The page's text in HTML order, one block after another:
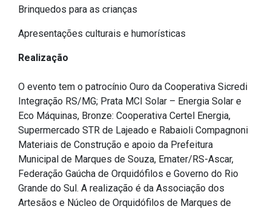
Contato
Página Inicial
Brinquedos para as crianças
Apresentações culturais e humorísticas
Realização
O evento tem o patrocínio Ouro da Cooperativa Sicredi
Integração RS/MG; Prata MCI Solar – Energia Solar e
Eco Máquinas, Bronze: Cooperativa Certel Energia,
Supermercado STR de Lajeado e Rabaioli Compagnoni
Materiais de Construção e apoio da Prefeitura
Municipal de Marques de Souza, Emater/RS-Ascar,
Federação Gaúcha de Orquidófilos e Governo do Rio
Grande do Sul. A realização é da Associação dos
Artesãos e Núcleo de Orquidófilos de Marques de